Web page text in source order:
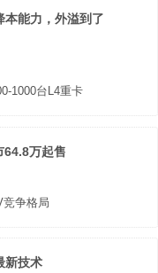
能力，外溢到了
1000台L4重卡
64.8万起售
争格局
新技术